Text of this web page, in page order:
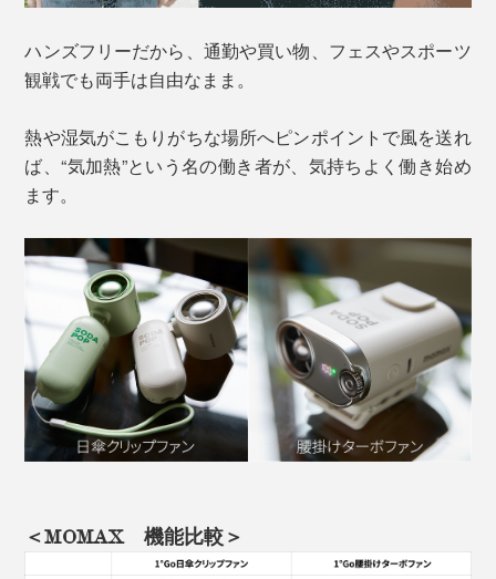
ハンズフリーだから、通勤や買い物、フェスやスポーツ
観戦でも両手は自由なまま。
熱や湿気がこもりがちな場所へピンポイントで風を送れ
ば、“気加熱”という名の働き者が、気持ちよく働き始め
ます。
＜MOMAX 機能比較＞